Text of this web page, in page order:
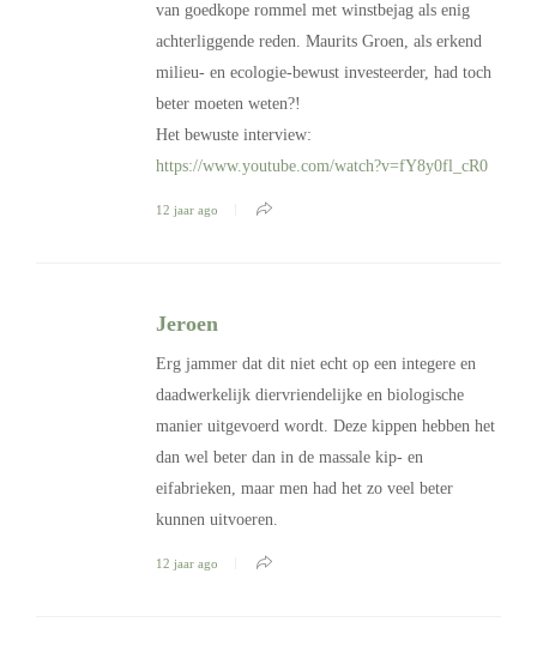
van goedkope rommel met winstbejag als enig
achterliggende reden. Maurits Groen, als erkend
milieu- en ecologie-bewust investeerder, had toch
beter moeten weten?!
Het bewuste interview:
https://www.youtube.com/watch?v=fY8y0fl_cR0
12 jaar ago
Jeroen
Erg jammer dat dit niet echt op een integere en
daadwerkelijk diervriendelijke en biologische
manier uitgevoerd wordt. Deze kippen hebben het
dan wel beter dan in de massale kip- en
eifabrieken, maar men had het zo veel beter
kunnen uitvoeren.
12 jaar ago